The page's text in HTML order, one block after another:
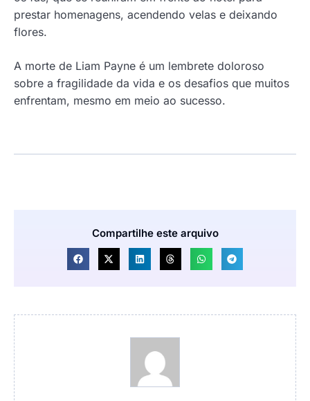
prestar homenagens, acendendo velas e deixando
flores.
A morte de Liam Payne é um lembrete doloroso
sobre a fragilidade da vida e os desafios que muitos
enfrentam, mesmo em meio ao sucesso.
Compartilhe este arquivo